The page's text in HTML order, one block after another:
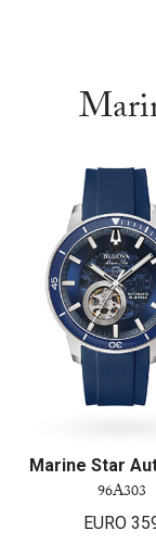
Marine Star
96A303
EURO